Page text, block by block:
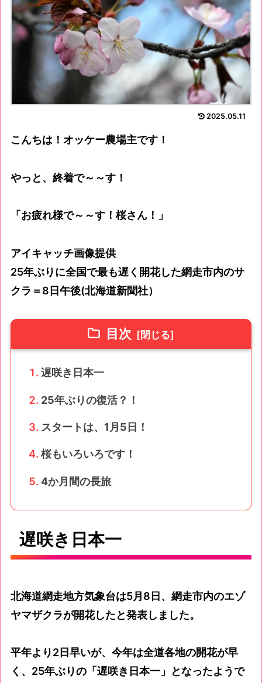
2025.05.11
こんちは！オッケー農場主です！
やっと、終着で～～す！
「お疲れ様で～～す！桜さん！」
アイキャッチ画像提供
25年ぶりに全国で最も遅く開花した網走市内のサ
クラ＝8日午後(北海道新聞社）
目次
遅咲き日本一
25年ぶりの復活？！
スタートは、1月5日！
桜もいろいろです！
4か月間の長旅
遅咲き日本一
北海道網走地方気象台は5月8日、網走市内のエゾ
ヤマザクラが開花したと発表しました。
平年より2日早いが、今年は全道各地の開花が早
く、25年ぶりの「遅咲き日本一」となったようで